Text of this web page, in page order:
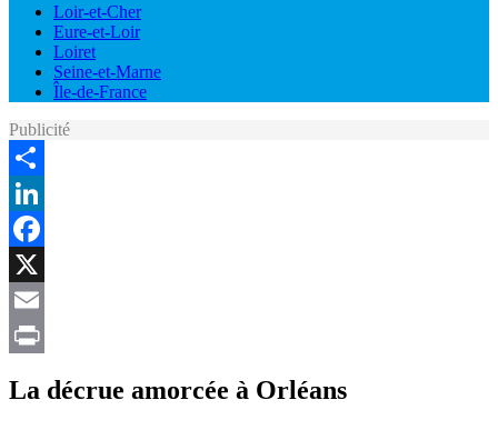
Loir-et-Cher
Eure-et-Loir
Loiret
Seine-et-Marne
Île-de-France
Publicité
Share
LinkedIn
Facebook
X
Email
La décrue amorcée à Orléans